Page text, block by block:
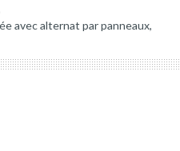
avec alternat par panneaux,